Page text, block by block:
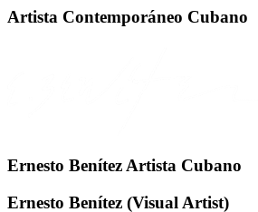
Artista Contemporáneo Cubano
Ernesto Benítez Artista Cubano
Ernesto Benítez (Visual Artist)